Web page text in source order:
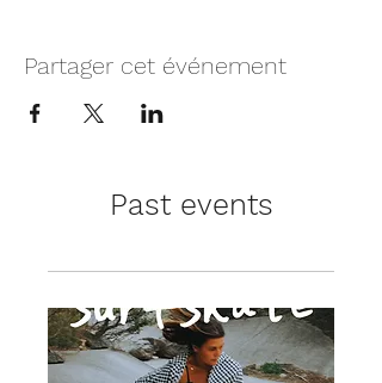
Partager cet événement
Past events